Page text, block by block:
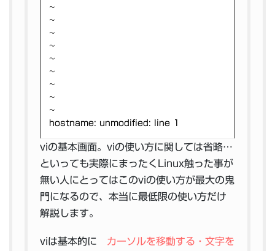
~
~
~
~
~
~
~
~
~
hostname: unmodified: line 1
viの基本画面。viの使い方に関しては省略…
といっても実際にまったくLinux触った事が
無い人にとってはこのviの使い方が最大の鬼
門になるので、本当に最低限の使い方だけ
解説します。
viは基本的に カーソルを移動する・文字を